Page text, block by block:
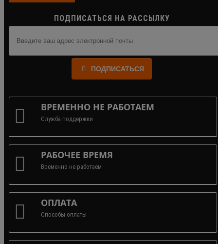
ПОДПИСАТЬСЯ НА РАССЫЛКУ
ПОДПИСАТЬСЯ
ВРЕМЕННО НЕ РАБОТАЕМ
Служба поддержки
РАБОЧЕЕ ВРЕМЯ
Временно не работаем
ОПЛАТА
Способы оплаты